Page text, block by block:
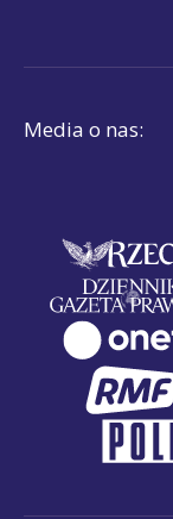
Media o nas: